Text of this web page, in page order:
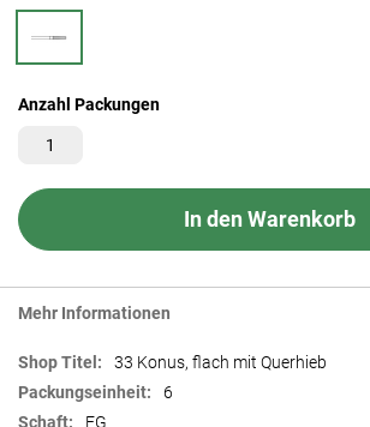
Anzahl Packungen
In den Warenkorb
Mehr Informationen
Mehr
Informationen
33 Konus, flach mit Querhieb
6
FG